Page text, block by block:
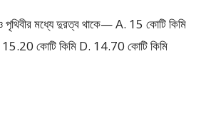
পৃথিবীর মধ্যে দুরত্ব থাকে— A. 15 কোটি কিমি
কোটি কিমি D. 14.70 কোটি কিমি